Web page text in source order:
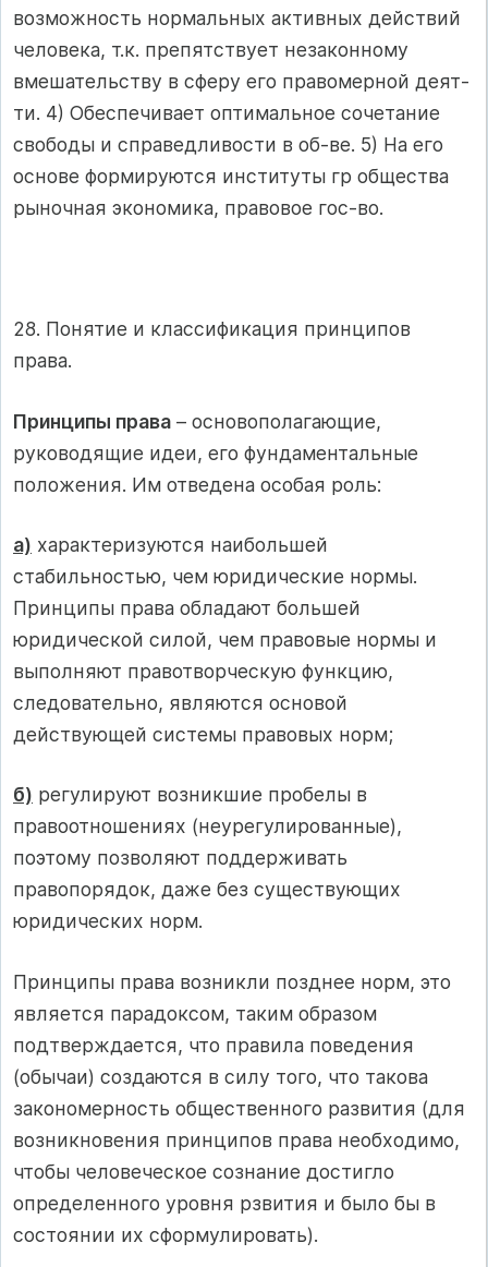
возможность нормальных активных действий
человека, т.к. препятствует незаконному
вмешательству в сферу его правомерной деят-
ти. 4) Обеспечивает оптимальное сочетание
свободы и справедливости в об-ве. 5) На его
основе формируются институты гр общества
рыночная экономика, правовое гос-во.
28. Понятие и классификация принципов
права.
Принципы права – основополагающие,
руководящие идеи, его фундаментальные
положения. Им отведена особая роль:
а) характеризуются наибольшей
стабильностью, чем юридические нормы.
Принципы права обладают большей
юридической силой, чем правовые нормы и
выполняют правотворческую функцию,
следовательно, являются основой
действующей системы правовых норм;
б) регулируют возникшие пробелы в
правоотношениях (неурегулированные),
поэтому позволяют поддерживать
правопорядок, даже без существующих
юридических норм.
Принципы права возникли позднее норм, это
является парадоксом, таким образом
подтверждается, что правила поведения
(обычаи) создаются в силу того, что такова
закономерность общественного развития (для
возникновения принципов права необходимо,
чтобы человеческое сознание достигло
определенного уровня рзвития и было бы в
состоянии их сформулировать).